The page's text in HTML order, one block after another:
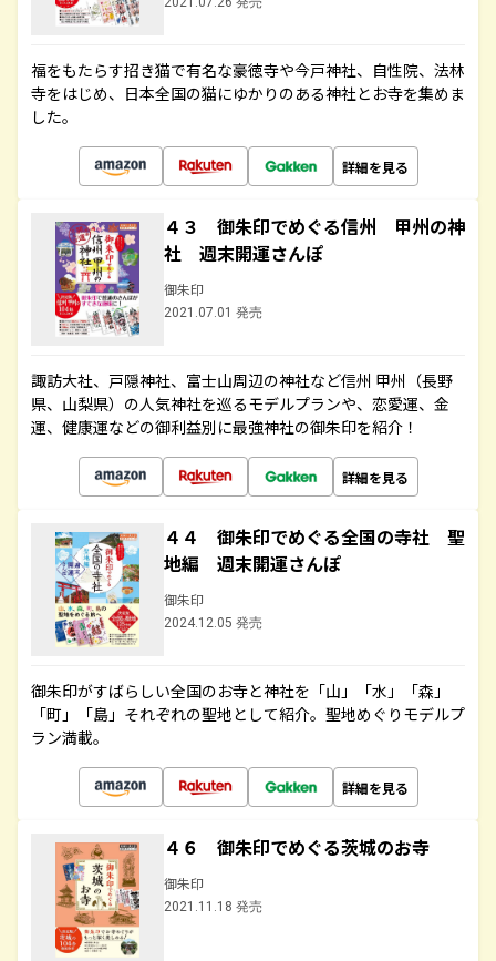
福をもたらす招き猫で有名な豪徳寺や今戸神社、自性院、法林
寺をはじめ、日本全国の猫にゆかりのある神社とお寺を集めま
した。
詳細を見る
４３ 御朱印でめぐる信州 甲州の神
社 週末開運さんぽ
御朱印
2021.07.01 発売
諏訪大社、戸隠神社、富士山周辺の神社など信州 甲州（長野
県、山梨県）の人気神社を巡るモデルプランや、恋愛運、金
運、健康運などの御利益別に最強神社の御朱印を紹介！
詳細を見る
４４ 御朱印でめぐる全国の寺社 聖
地編 週末開運さんぽ
御朱印
2024.12.05 発売
御朱印がすばらしい全国のお寺と神社を「山」「水」「森」
「町」「島」それぞれの聖地として紹介。聖地めぐりモデルプ
ラン満載。
詳細を見る
４６ 御朱印でめぐる茨城のお寺
御朱印
2021.11.18 発売